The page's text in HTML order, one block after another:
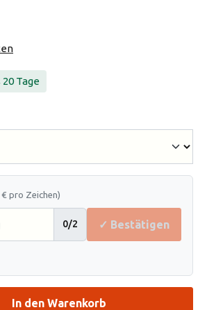
Tage
pro Zeichen)
0/2 ✓ Bestätigen
gewünschten Wert
In den Warenkorb